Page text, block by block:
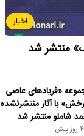
اخبار
منتشر شد
«فریادهای عاصی
با آثار منتشرنشده
شاملو منتشر شد
4 روز پیش